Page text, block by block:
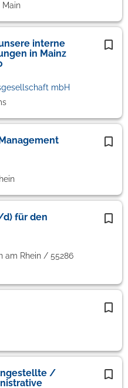
Main
interne
in Mainz
mbH
für den
am Rhein / 55286
/